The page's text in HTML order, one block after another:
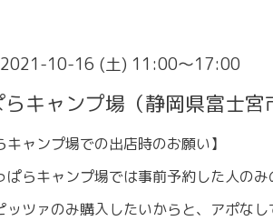
2021-10-16 (土) 11:00～17:00
キャンプ場（静岡県富士
キャンプ場での出店時のお願い】
ぱらキャンプ場では事前予約した人の
ッツァのみ購入したいからと、アポな